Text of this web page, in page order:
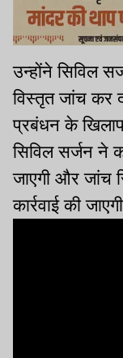
उन्होंने सिविल
विस्तृत जांच कर
प्रबंधन के खिलाफ
सिविल सर्जन ने
जाएगी और जांच
कार्रवाई की